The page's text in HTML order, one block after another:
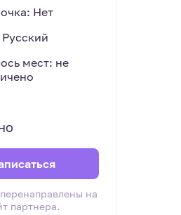
Нет
мест: не
на
партнера.